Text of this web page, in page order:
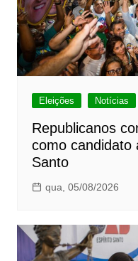
Eleições Notícias
Republicanos
como candidato
Santo
qua, 05/08/2026